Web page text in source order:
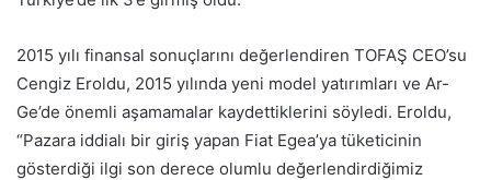
2015 yılı finansal sonuçlarını değerlendiren TOFAŞ CEO’su
Cengiz Eroldu, 2015 yılında yeni model yatırımları ve Ar-
Ge’de önemli aşamamalar kaydettiklerini söyledi. Eroldu,
“Pazara iddialı bir giriş yapan Fiat Egea’ya tüketicinin
gösterdiği ilgi son derece olumlu değerlendirdiğimiz